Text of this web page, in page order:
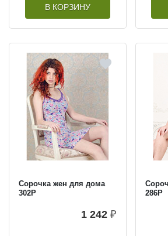
В КОРЗИНУ
Сорочка жен для дома
302Р
1 242 ₽
286Р